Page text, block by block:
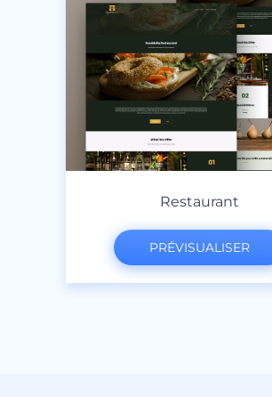
Restaurant
PRÉVISUALISER